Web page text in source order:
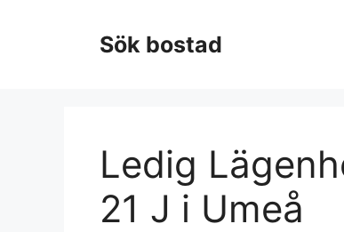
Sök bostad
Ledig
21 J i Umeå